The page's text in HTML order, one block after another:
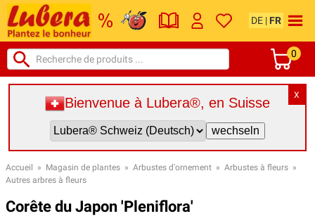
DE | FR
0
X
Bienvenue à Lubera®, en Suisse
Accueil » Magasin de plantes » Arbustes d'ornement » Arbustes à fleurs »
Autres arbres à fleurs
Corête du Japon 'Pleniflora'